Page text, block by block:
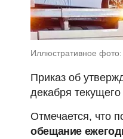
Иллюстративное
Приказ об
декабря текущего
Отмечается, что
обещание